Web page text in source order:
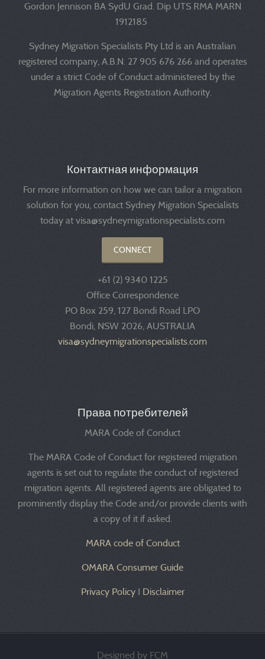
Gordon Jennison BA SydU Grad. Dip UTS RMA MARN
1912185
Sydney Migration Specialists Pty Ltd is an Australian
registered company, A.B.N. 27 905 676 266 and operates
under a strict Code of Conduct administered by the
Migration Agents Registration Authority.
Контактная информация
For more information on how we can tailor a migration
solution for you, contact Sydney Migration Specialists
today at visa@sydneymigrationspecialists.com
CONNECT
+61 (2) 9340 1225
Office Correspondence
PO Box 259, 127 Bondi Road LPO
Bondi, NSW 2026, AUSTRALIA
visa@sydneymigrationspecialists.com
Права потребителей
MARA Code of Conduct
The MARA Code of Conduct for registered migration
agents is set out to regulate the conduct of registered
migration agents. All registered agents are obligated to
prominently display the Code and/or provide clients with
a copy of it if asked.
MARA code of Conduct
OMARA Consumer Guide
Privacy PolicyI Disclaimer
Designed by FCM